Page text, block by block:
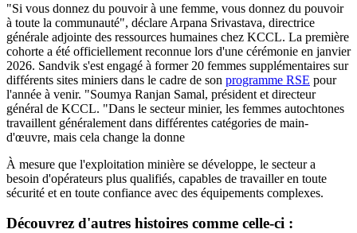
"Si vous donnez du pouvoir à une femme, vous donnez du pouvoir
à toute la communauté", déclare Arpana Srivastava, directrice
générale adjointe des ressources humaines chez KCCL. La première
cohorte a été officiellement reconnue lors d'une cérémonie en janvier
2026. Sandvik s'est engagé à former 20 femmes supplémentaires sur
différents sites miniers dans le cadre de son programme RSE pour
l'année à venir. "Soumya Ranjan Samal, président et directeur
général de KCCL. "Dans le secteur minier, les femmes autochtones
travaillent généralement dans différentes catégories de main-
d'œuvre, mais cela change la donne
À mesure que l'exploitation minière se développe, le secteur a
besoin d'opérateurs plus qualifiés, capables de travailler en toute
sécurité et en toute confiance avec des équipements complexes.
Découvrez d'autres histoires comme celle-ci :